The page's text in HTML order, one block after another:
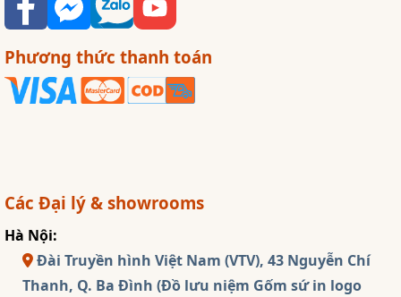
Phương thức thanh toán
Các Đại lý & showrooms
Hà Nội:
Đài Truyền hình Việt Nam (VTV), 43 Nguyễn Chí
Thanh, Q. Ba Đình (Đồ lưu niệm Gốm sứ in logo